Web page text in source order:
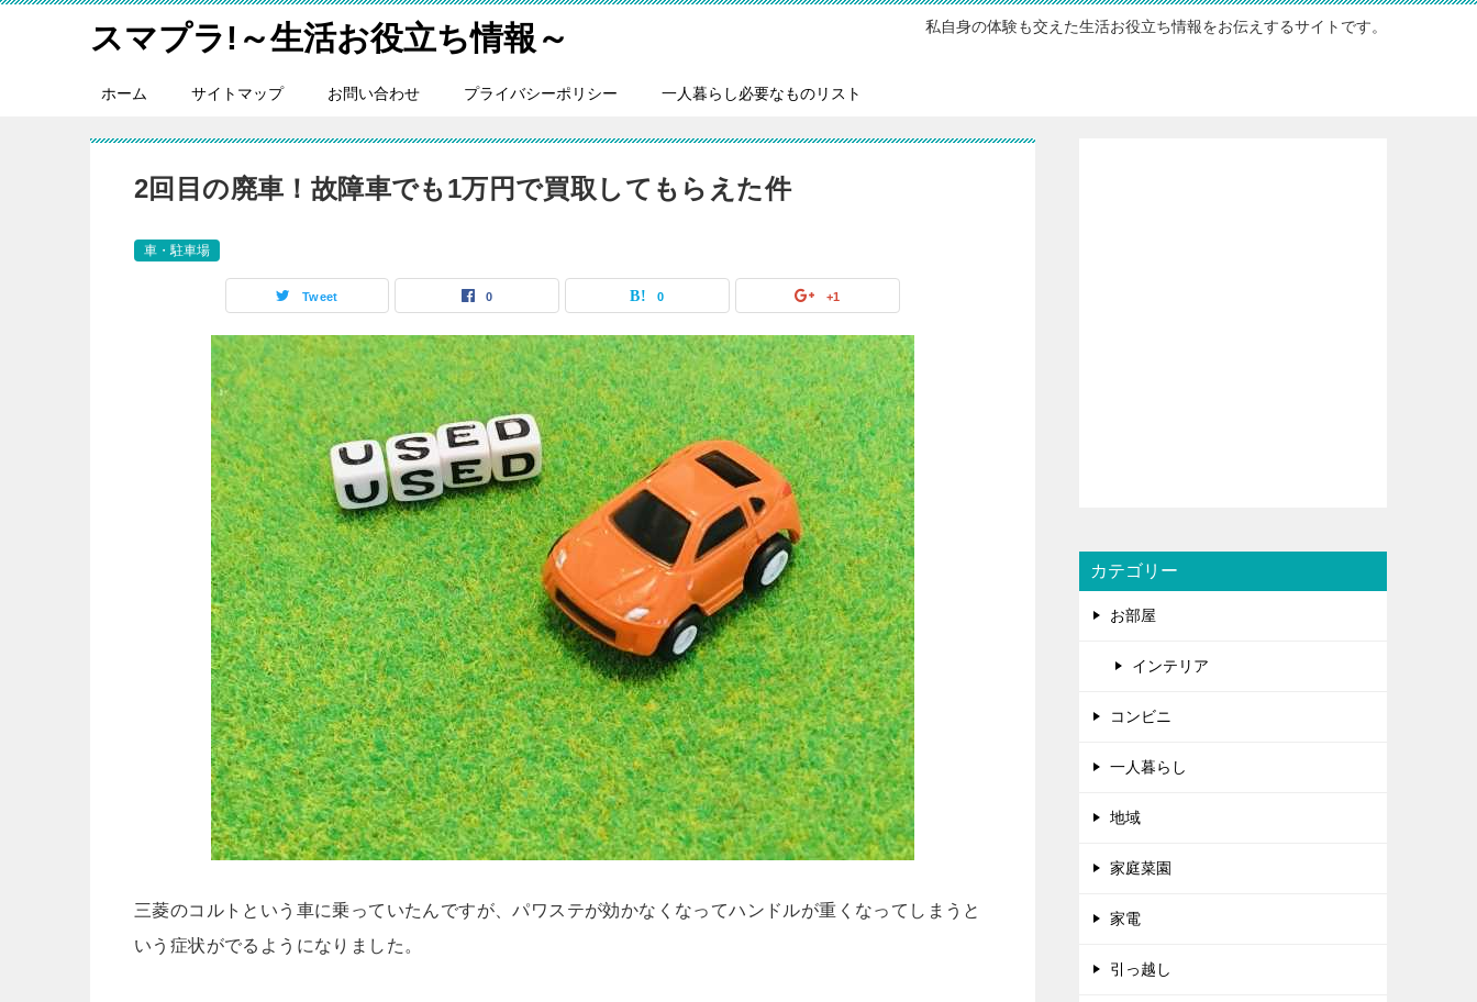
スマプラ!～生活お役立ち情報～ 私自身の体験も交えた生活お役立ち情報をお伝えするサイトです。
ホーム サイトマップ お問い合わせ プライバシーポリシー 一人暮らし必要なものリスト
2回目の廃車！故障車でも1万円で買取してもらえた件
車・駐車場
Tweet 0 0 +1
三菱のコルトという車に乗っていたんですが、パワステが効かなくなってハンドルが重くなってしまうと
いう症状がでるようになりました。
カテゴリー
お部屋
インテリア
コンビニ
一人暮らし
地域
家庭菜園
家電
引っ越し